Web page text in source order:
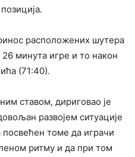
расположених шутера
минута игре и то након
(71:40).
ставом, дириговао је
развојем ситуације
томе да играчи
ритму и да при том